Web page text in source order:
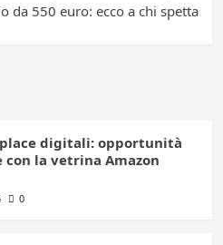
da 550 euro: ecco a chi spetta
digitali: opportunità
la vetrina Amazon
0